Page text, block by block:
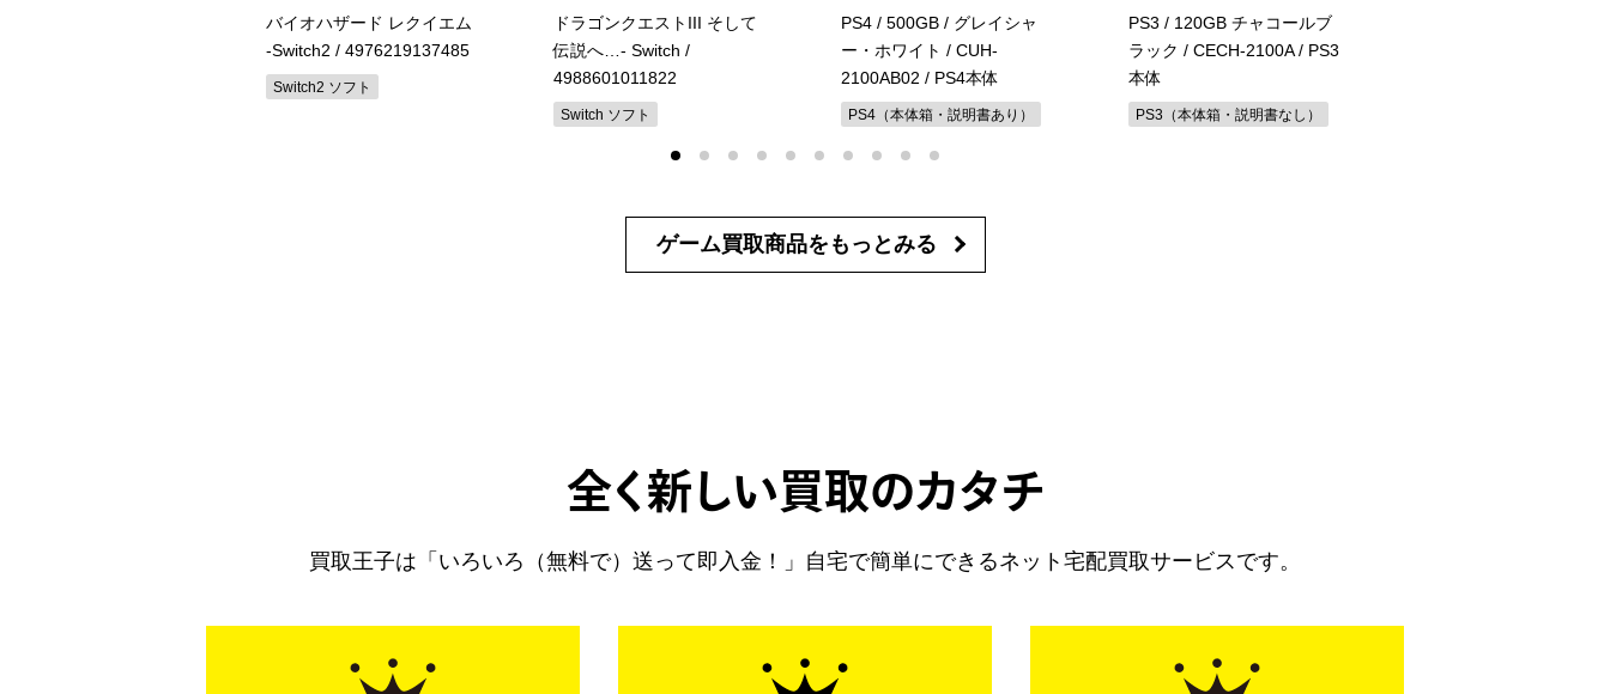
バイオハザード レクイエム
-Switch2 / 4976219137485
Switch2 ソフト
ドラゴンクエストIII そして
伝説へ…- Switch /
4988601011822
Switch ソフト
PS4 / 500GB / グレイシャ
ー・ホワイト / CUH-
2100AB02 / PS4本体
PS4（本体箱・説明書あり）
PS3 / 120GB チャコールブ
ラック / CECH-2100A / PS3
本体
PS3（本体箱・説明書なし）
ゲーム買取商品を もっとみる
全く新しい買取のカタチ
買取王子は「いろいろ（無料で）送って即入金！」自宅で簡単にできるネット宅配買取サービスです。